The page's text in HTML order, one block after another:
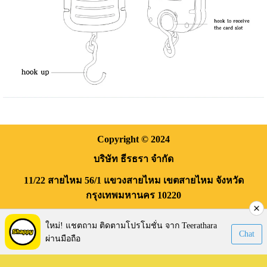
Copyright © 2024
บริษัท ธีรธรา จำกัด
11/22 สายไหม 56/1 แขวงสายไหม เขตสายไหม จังหวัด
กรุงเทพมหานคร 10220
Visitors: 169,947
ใหม่! แชตถาม ติดตามโปรโมชั่น จาก Teerathara
ผ่านมือถือ
Chat